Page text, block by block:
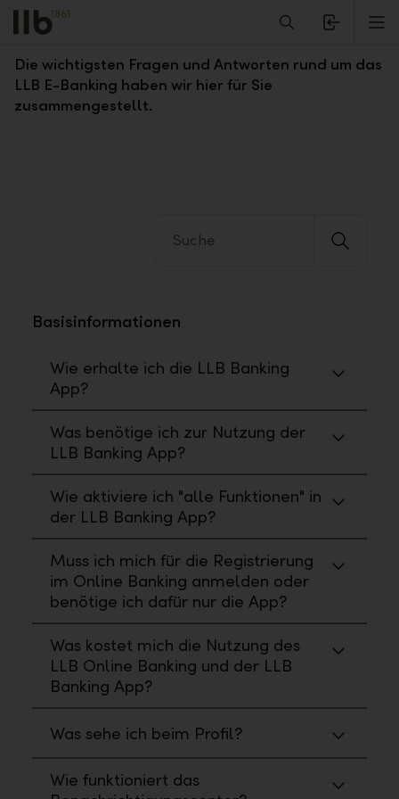
Alerts.Headline
Fragen und Antworten zum LLB E-Banking
Die wichtigsten Fragen und Antworten rund um das
LLB E-Banking haben wir hier für Sie
zusammengestellt.
Basisinformationen
Wie erhalte ich die LLB Banking
App?
Was benötige ich zur Nutzung der
LLB Banking App?
Wie aktiviere ich "alle Funktionen" in
der LLB Banking App?
Muss ich mich für die Registrierung
im Online Banking anmelden oder
benötige ich dafür nur die App?
Was kostet mich die Nutzung des
LLB Online Banking und der LLB
Banking App?
Was sehe ich beim Profil?
Wie funktioniert das